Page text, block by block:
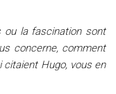
ou la fascination sont
concerne, comment
citaient Hugo, vous en